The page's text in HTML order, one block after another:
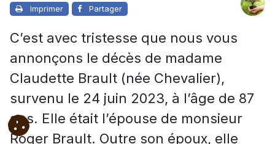
Imprimer Partager
C’est avec tristesse que nous vous
annonçons le décès de madame
Claudette Brault (née Chevalier),
survenu le 24 juin 2023, à l’âge de 87
ans. Elle était l’épouse de monsieur
Roger Brault. Outre son époux, elle